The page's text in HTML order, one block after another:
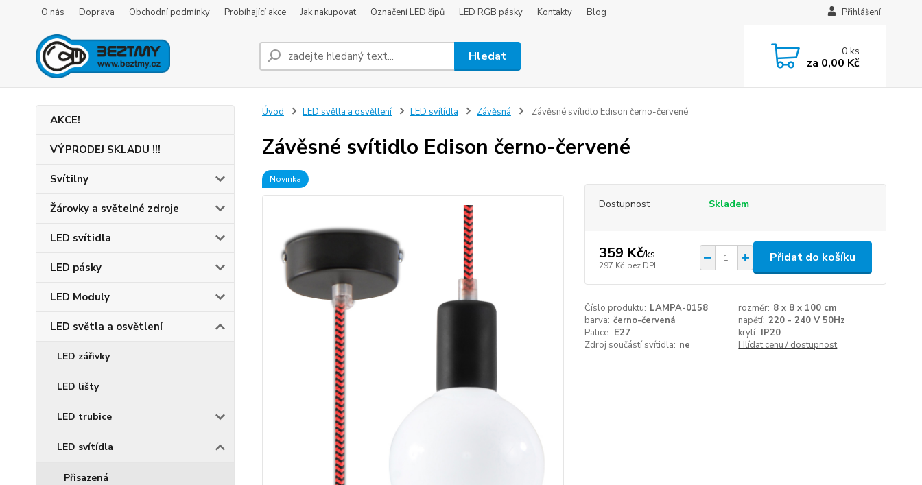
O nás Doprava Obchodní podmínky Probíhající akce Jak nakupovat Označení LED čipů LED RGB pásky Kontakty Blog Přihlášení
Hledat 0ks
za 0,00 Kč
AKCE!
VÝPRODEJ SKLADU !!!
Svítilny
Žárovky a světelné zdroje
LED svítidla
LED pásky
LED Moduly
LED světla a osvětlení
LED zářivky
LED lišty
LED trubice
LED svítídla
Přisazená
Úvod LED světla a osvětlení LED svítídla Závěsná Závěsné svítidlo Edison černo-červené
Závěsné svítidlo Edison černo-červené
Novinka
Dostupnost Skladem
359 Kč/ks
297 Kč bez DPH
Přidat do košíku
Číslo produktu: LAMPA-0158 rozměr: 8 x 8 x 100 cm
barva: černo-červená napětí: 220 - 240 V 50Hz
Patice: E27 krytí: IP20
Zdroj součástí svítidla: ne Hlídat cenu / dostupnost